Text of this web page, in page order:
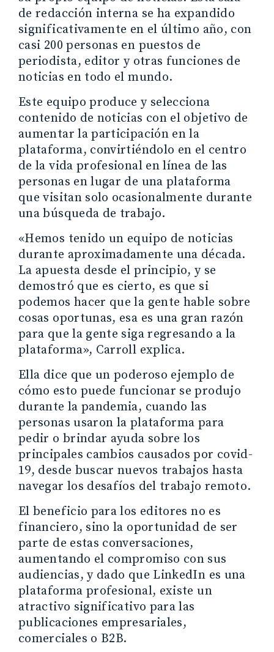
de redacción interna se ha expandido
significativamente en el último año, con
casi 200 personas en puestos de
periodista, editor y otras funciones de
noticias en todo el mundo.
Este equipo produce y selecciona
contenido de noticias con el objetivo de
aumentar la participación en la
plataforma, convirtiéndolo en el centro
de la vida profesional en línea de las
personas en lugar de una plataforma
que visitan solo ocasionalmente durante
una búsqueda de trabajo.
«Hemos tenido un equipo de noticias
durante aproximadamente una década.
La apuesta desde el principio, y se
demostró que es cierto, es que si
podemos hacer que la gente hable sobre
cosas oportunas, esa es una gran razón
para que la gente siga regresando a la
plataforma», Carroll explica.
Ella dice que un poderoso ejemplo de
cómo esto puede funcionar se produjo
durante la pandemia, cuando las
personas usaron la plataforma para
pedir o brindar ayuda sobre los
principales cambios causados ​​por covid-
19, desde buscar nuevos trabajos hasta
navegar los desafíos del trabajo remoto.
El beneficio para los editores no es
financiero, sino la oportunidad de ser
parte de estas conversaciones,
aumentando el compromiso con sus
audiencias, y dado que LinkedIn es una
plataforma profesional, existe un
atractivo significativo para las
publicaciones empresariales,
comerciales o B2B.